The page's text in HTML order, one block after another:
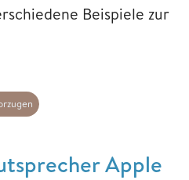
Beispiele zur
Apple